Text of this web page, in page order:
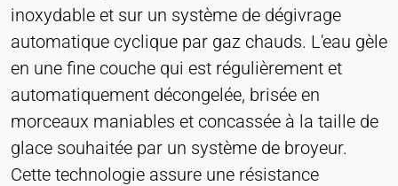
inoxydable et sur un système de dégivrage
automatique cyclique par gaz chauds. L'eau gèle
en une fine couche qui est régulièrement et
automatiquement décongelée, brisée en
morceaux maniables et concassée à la taille de
glace souhaitée par un système de broyeur.
Cette technologie assure une résistance
Cookie duration:
Hotjar
Name:
_hjAbsoluteSessionInProgress